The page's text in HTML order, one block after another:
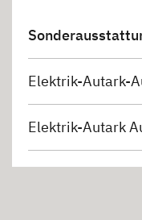
Elektrik-Autark-
Elektrik-Autark